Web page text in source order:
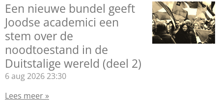
Een nieuwe bundel geeft
Joodse academici een
stem over de
noodtoestand in de
Duitstalige wereld (deel 2)
6 aug 2026 23:30
Lees meer »